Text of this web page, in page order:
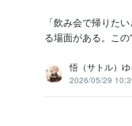
「飲み会で帰りた
る場面がある。こ
悟（サトル）
2026/05/29